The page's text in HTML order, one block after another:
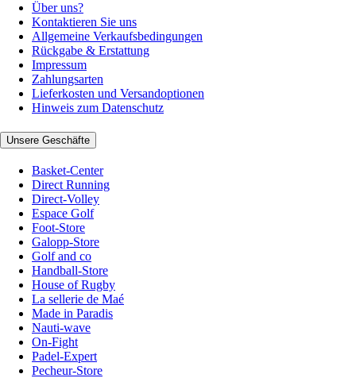
Über uns?
Kontaktieren Sie uns
Allgemeine Verkaufsbedingungen
Rückgabe & Erstattung
Impressum
Zahlungsarten
Lieferkosten und Versandoptionen
Hinweis zum Datenschutz
Unsere Geschäfte
Basket-Center
Direct Running
Direct-Volley
Espace Golf
Foot-Store
Galopp-Store
Golf and co
Handball-Store
House of Rugby
La sellerie de Maé
Made in Paradis
Nauti-wave
On-Fight
Padel-Expert
Pecheur-Store